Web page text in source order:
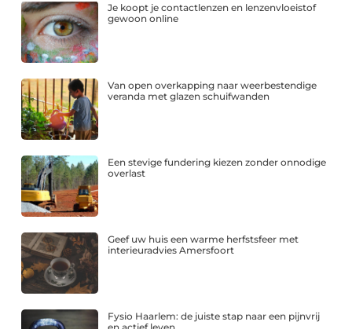
Je koopt je contactlenzen en lenzenvloeistof
gewoon online
Van open overkapping naar weerbestendige
veranda met glazen schuifwanden
Een stevige fundering kiezen zonder onnodige
overlast
Geef uw huis een warme herfstsfeer met
interieuradvies Amersfoort
Fysio Haarlem: de juiste stap naar een pijnvrij